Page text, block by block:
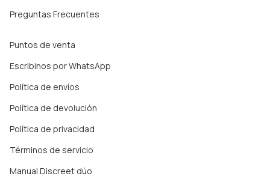
Preguntas Frecuentes
Puntos de venta
Escribinos por WhatsApp
Política de envíos
Política de devolución
Política de privacidad
Términos de servicio
Manual Discreet dúo